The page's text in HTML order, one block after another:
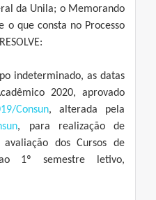
da Unila; o Memorando
o que consta no Processo
indeterminado, as datas
2020, aprovado
Consun, alterada pela
, para realização de
dos Cursos de
1º semestre letivo,